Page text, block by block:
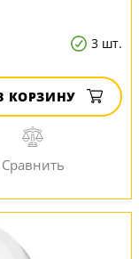
3 шт.
КОРЗИНУ